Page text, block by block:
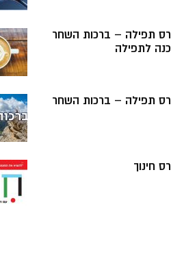
תפילה – ברכות השחר
לתפילה
תפילה – ברכות השחר
חינוך